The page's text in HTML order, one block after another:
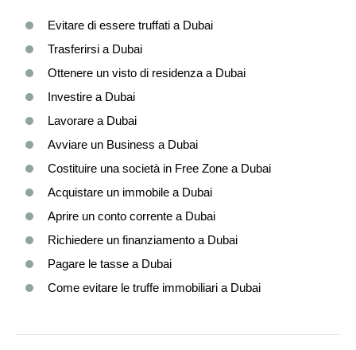
Evitare di essere truffati a Dubai
Trasferirsi a Dubai
Ottenere un visto di residenza a Dubai
Investire a Dubai
Lavorare a Dubai
Avviare un Business a Dubai
Costituire una società in Free Zone a Dubai
Acquistare un immobile a Dubai
Aprire un conto corrente a Dubai
Richiedere un finanziamento a Dubai
Pagare le tasse a Dubai
Come evitare le truffe immobiliari a Dubai